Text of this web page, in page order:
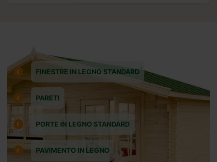
FINESTRE IN LEGNO STANDARD
PARETI
PORTE IN LEGNO STANDARD
PAVIMENTO IN LEGNO